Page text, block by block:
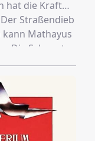
hat die Kraft
Straßendieb
Mathayus
Die Schwerter
wenn der
der
um daraus ein
zu machen,
untergeordnete